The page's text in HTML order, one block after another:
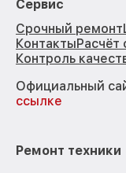
Сервис
Срочный ремонт
КонтактыРасчёт
Контроль
Официальный
ссылке
Ремонт техники